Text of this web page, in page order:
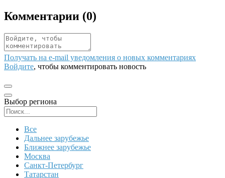
Комментарии (0)
Получать на e‑mail уведомления о новых комментариях
Войдите, чтобы комментировать новость
Выбор региона
Все
Дальнее зарубежье
Ближнее зарубежье
Москва
Санкт-Петербург
Татарстан